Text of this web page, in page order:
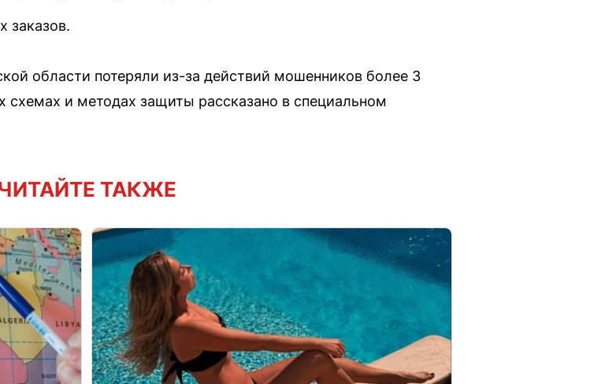
заказов.
области потеряли из-за действий мошенников более 3
и методах защиты рассказано в специальном
ТАКЖЕ